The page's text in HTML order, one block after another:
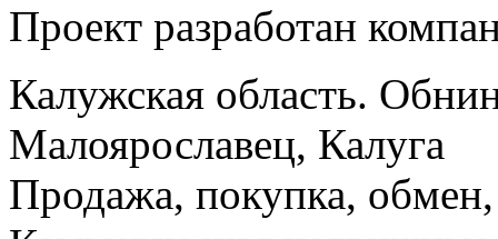
Проект разработан
Калужская область.
Малоярославец, Калуга
Продажа, покупка, обмен,